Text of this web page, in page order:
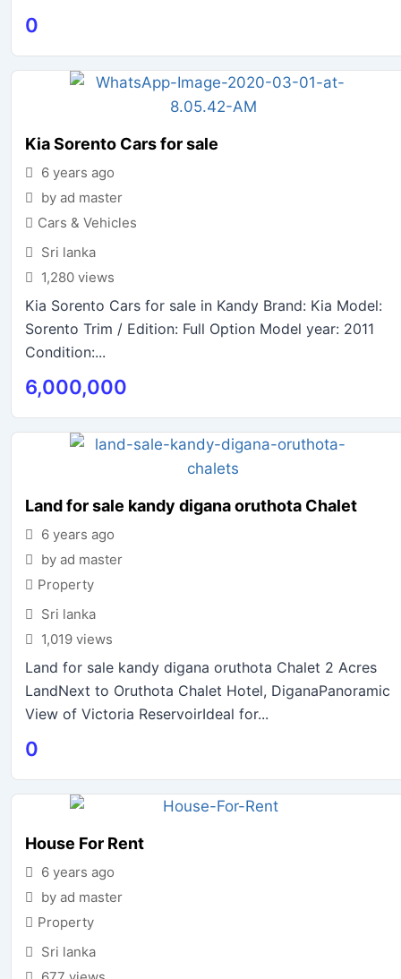
0
Kia Sorento Cars for sale
6 years ago
by ad master
Cars & Vehicles
Sri lanka
1,280 views
Kia Sorento Cars for sale in Kandy Brand: Kia Model:
Sorento Trim / Edition: Full Option Model year: 2011
Condition:...
6,000,000
Land for sale kandy digana oruthota Chalet
6 years ago
by ad master
Property
Sri lanka
1,019 views
Land for sale kandy digana oruthota Chalet 2 Acres
LandNext to Oruthota Chalet Hotel, DiganaPanoramic
View of Victoria ReservoirIdeal for...
0
House For Rent
6 years ago
by ad master
Property
Sri lanka